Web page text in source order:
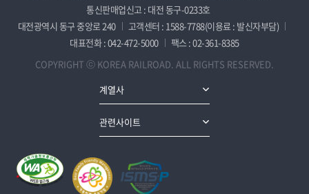
통신판매업신고 : 대전 동구-0233호
대전광역시 동구 중앙로 240
고객센터 : 1588-7788(이용료 : 발신자부담)
대표전화 : 042-472-5000
팩스 : 02-361-8385
COPYRIGHT ⓒ KOREA RAILROAD. ALL RIGHTS RESERVED.
계열사
관련사이트